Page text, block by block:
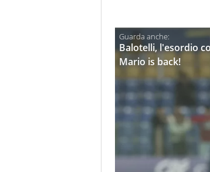
Balotelli, l'esordio
Mario is back!